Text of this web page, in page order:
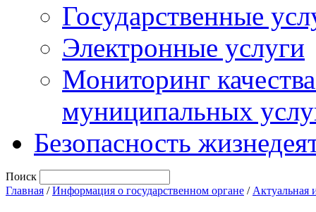
Государственные
Электронные услуги
Мониторинг
муниципальных
Безопасность
Поиск
Главная /Информация о государственном органе / Актуальная